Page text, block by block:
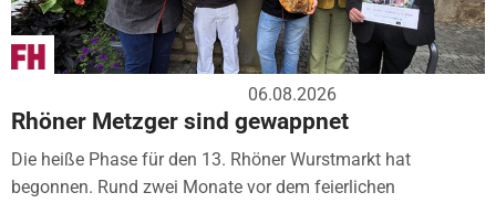
06.08.2026
Rhöner Metzger sind gewappnet
Die heiße Phase für den 13. Rhöner Wurstmarkt hat
begonnen. Rund zwei Monate vor dem feierlichen